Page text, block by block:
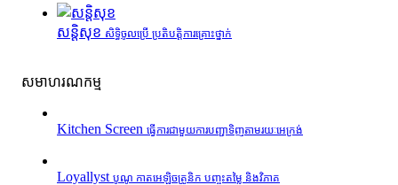
សន្តិសុខ សិទ្ធិចូលប្រើ ប្រតិបត្តិការគ្រោះថ្នាក់
សមាហរណកម្ម
Kitchen Screen ធ្វើការជាមួយការបញ្ជាទិញតាមរយៈអេក្រង់
Loyallyst បូណូ កាតអេឡិចត្រូនិក បញ្ចុះតម្លៃ និងវិភាគ